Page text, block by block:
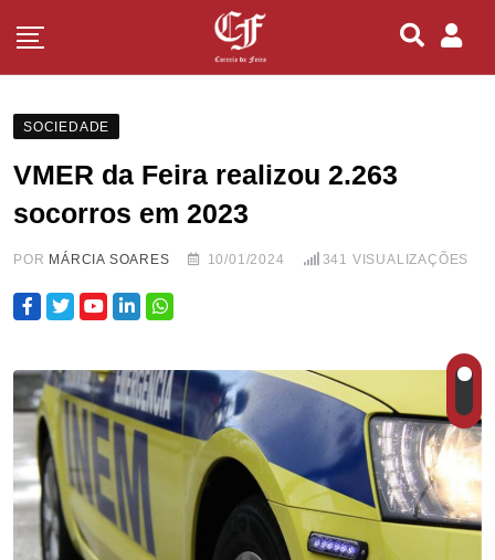
SOCIEDADE
VMER da Feira realizou 2.263
socorros em 2023
POR MÁRCIA SOARES 10/01/2024 341 VISUALIZAÇÕES